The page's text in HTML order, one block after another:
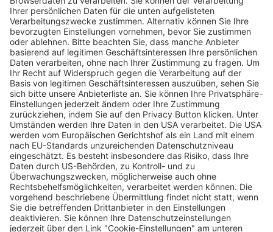
Freiburger Wochenbericht und Dreisamtäler
eingestellt
bornemann 31.07.2026